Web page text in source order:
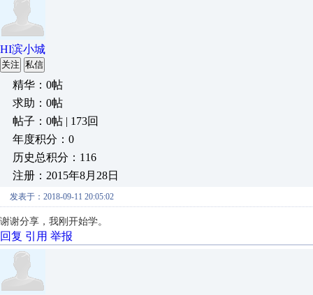
HI滨小城
关注 私信
精华：0帖
求助：0帖
帖子：0帖 | 173回
年度积分：0
历史总积分：116
注册：2015年8月28日
发表于：2018-09-11 20:05:02
谢谢分享，我刚开始学。
回复 引用 举报